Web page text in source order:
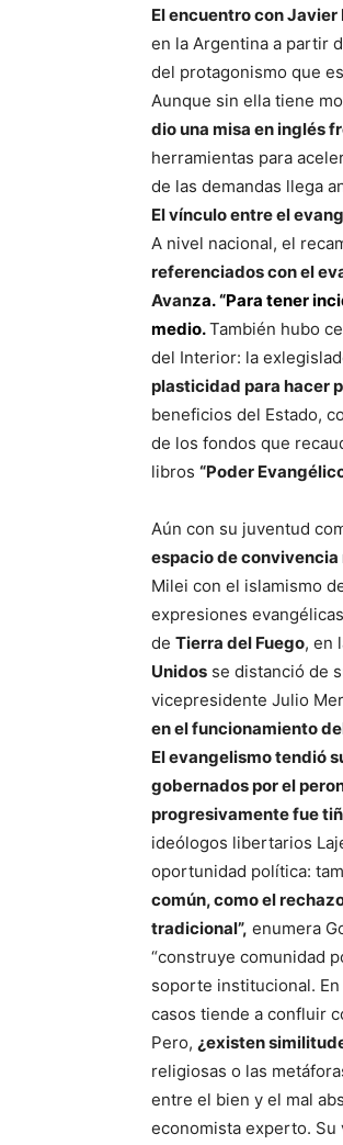
El encuentro con
en la Argentina a partir
del protagonismo que
Aunque sin ella tiene
dio una misa en inglés
herramientas para
de las demandas llega
El vínculo entre el
A nivel nacional, el
referenciados con el
Avanza.“Para tener
medio.También hubo
del Interior: la
plasticidad para hacer
beneficios del Estado,
de los fondos que
libros “Poder
Aún con su juventud
espacio de
Milei con el islamismo
expresiones
de Tierra del Fuego, en
Unidos se distanció de
vicepresidente Julio
en el funcionamiento
El evangelismo tendió
gobernados por el
progresivamente fue
ideólogos libertarios
oportunidad política:
común, como el
tradicional”, enumera
“construye comunidad
soporte institucional.
casos tiende a confluir
Pero, ¿existen
religiosas o las
entre el bien y el mal
economista experto.